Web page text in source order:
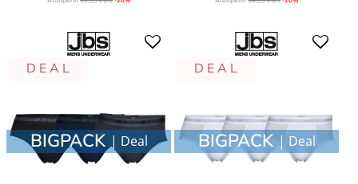
D E A L
BIGPACK | Deal
D E A L
BIGPACK| Deal